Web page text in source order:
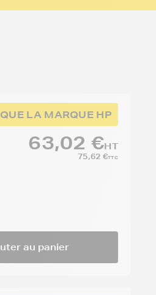
LA MARQUE HP
63,02 €HT
75,62 €TTC
au panier